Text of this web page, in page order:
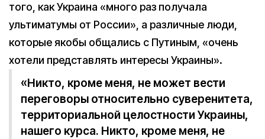
того, как Украина «много раз получала
ультиматумы от России», а различные люди,
которые якобы общались с Путиным, «очень
хотели представлять интересы Украины».
«Никто, кроме меня, не может вести
переговоры относительно суверенитета,
территориальной целостности Украины,
нашего курса. Никто, кроме меня, не